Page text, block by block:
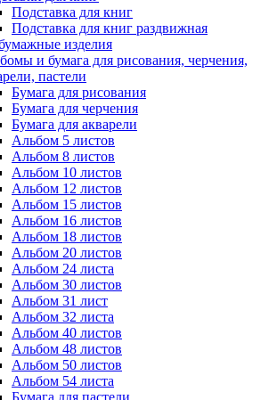
Подставка для книг
Подставка для книг раздвижная
изделия
и бумага для рисования, черчения,
пастели
Бумага для рисования
Бумага для черчения
Бумага для акварели
Альбом 5 листов
Альбом 8 листов
Альбом 10 листов
Альбом 12 листов
Альбом 15 листов
Альбом 16 листов
Альбом 18 листов
Альбом 20 листов
Альбом 24 листа
Альбом 30 листов
Альбом 31 лист
Альбом 32 листа
Альбом 40 листов
Альбом 48 листов
Альбом 50 листов
Альбом 54 листа
Бумага для пастели